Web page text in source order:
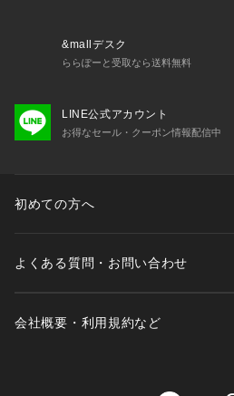
実際の商品と仕様、加工、サイズが
&mallデスク
ららぽーと受取なら送料無料
LINE公式アカウント
お得なセール・クーポン情報配信中
初めての方へ
よくある質問・お問い合わせ
会社概要・利用規約など